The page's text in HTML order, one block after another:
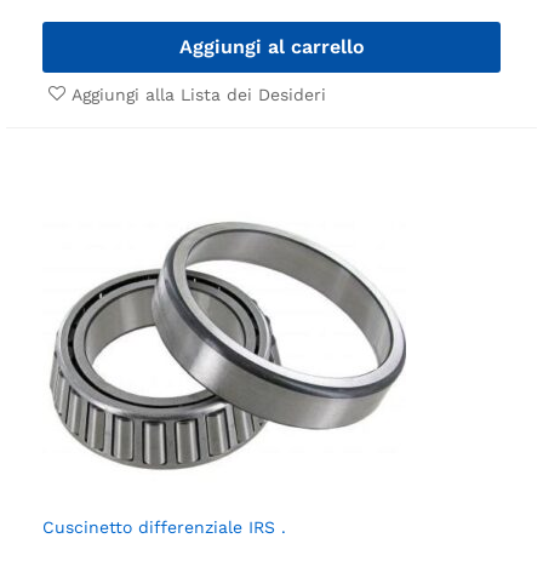
Aggiungi al carrello
Aggiungi alla Lista dei Desideri
Cuscinetto differenziale IRS .